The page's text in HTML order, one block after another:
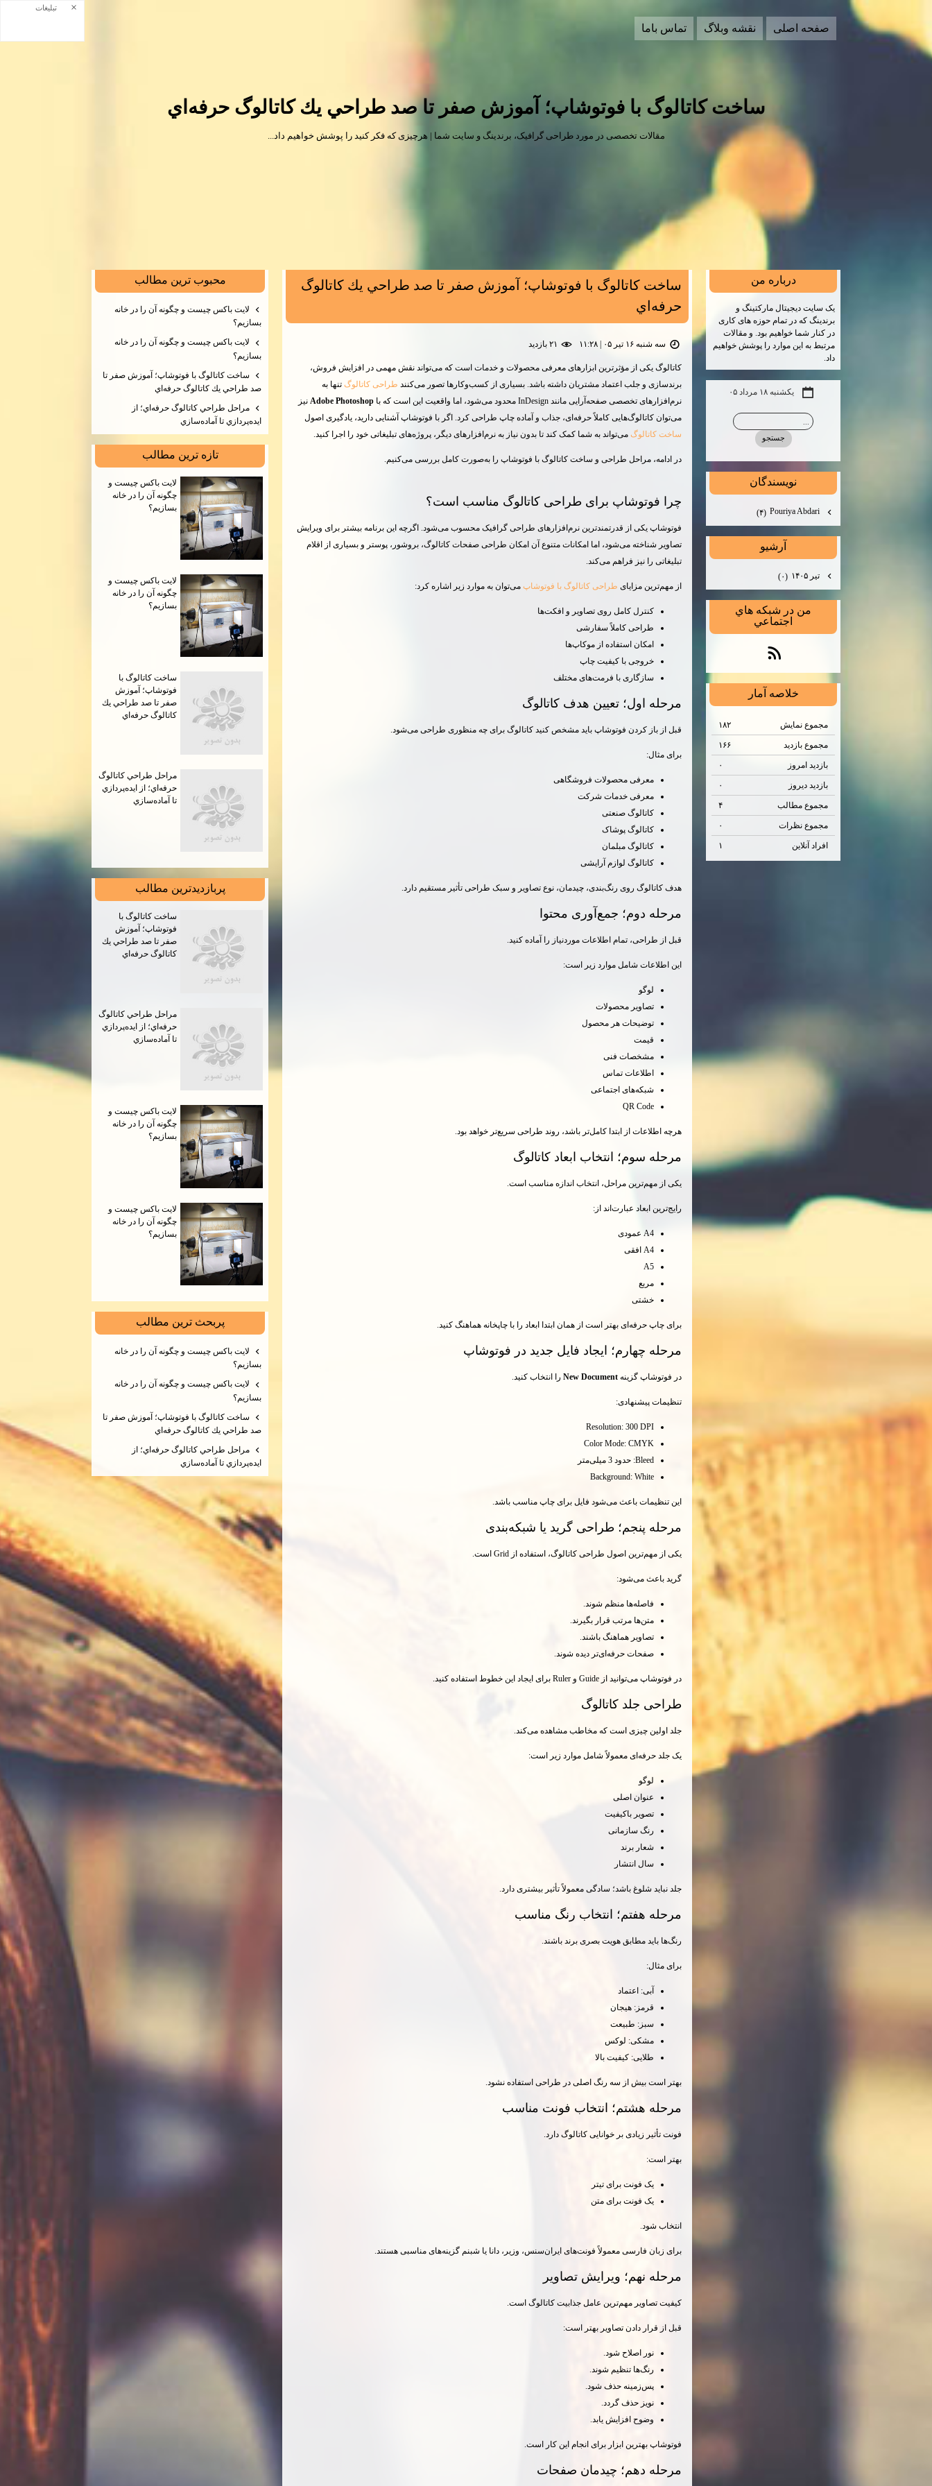
صفحه اصلی نقشه وبلاگ تماس باما
ساخت كاتالوگ با فوتوشاپ؛ آموزش صفر تا صد طراحي يك كاتالوگ حرفه‌اي
مقالات تخصصی در مورد طراحی گرافیک، برندینگ و سایت شما | هرچیزی که فکر کنید را پوشش خواهیم داد...
ساخت كاتالوگ با فوتوشاپ؛ آموزش صفر تا صد طراحي يك كاتالوگ
حرفه‌اي
سه شنبه ۱۶ تیر ۰۵ | ۱۱:۲۸
کاتالوگ یکی از مؤثرترین ابزارهای معرفی محصولات و خدمات است که می‌تواند نقش مهمی در افزایش فروش،
برندسازی و جلب اعتماد مشتریان داشته باشد. بسیاری از کسب‌وکارها تصور می‌کنند طراحی کاتالوگتنها به
نرم‌افزارهای تخصصی صفحه‌آرایی مانند InDesign محدود می‌شود، اما واقعیت این است که با
Adobe Photoshopنیز
می‌توان کاتالوگ‌هایی کاملاً حرفه‌ای، جذاب و آماده چاپ طراحی کرد. اگر با فوتوشاپ آشنایی دارید، یادگیری اصول
ساخت کاتالوگمی‌تواند به شما کمک کند تا بدون نیاز به نرم‌افزارهای دیگر، پروژه‌های تبلیغاتی خود را اجرا کنید.
در ادامه، مراحل طراحی و ساخت کاتالوگ با فوتوشاپ را به‌صورت کامل بررسی می‌کنیم.
چرا فوتوشاپ برای طراحی کاتالوگ مناسب است؟
فوتوشاپ یکی از قدرتمندترین نرم‌افزارهای طراحی گرافیک محسوب می‌شود. اگرچه این برنامه بیشتر برای ویرایش
تصاویر شناخته می‌شود، اما امکانات متنوع آن امکان طراحی صفحات کاتالوگ، بروشور، پوستر و بسیاری از اقلام
تبلیغاتی را نیز فراهم می‌کند.
از مهم‌ترین مزایای طراحی کاتالوگ با فوتوشاپمی‌توان به موارد زیر اشاره کرد:
کنترل کامل روی تصاویر و افکت‌ها
طراحی کاملاً سفارشی
امکان استفاده از موکاپ‌ها
خروجی با کیفیت چاپ
سازگاری با فرمت‌های مختلف
مرحله اول؛ تعیین هدف کاتالوگ
قبل از باز کردن فوتوشاپ باید مشخص کنید کاتالوگ برای چه منظوری طراحی می‌شود.
برای مثال:
معرفی محصولات فروشگاهی
معرفی خدمات شرکت
کاتالوگ صنعتی
کاتالوگ پوشاک
کاتالوگ مبلمان
کاتالوگ لوازم آرایشی
هدف کاتالوگ روی رنگ‌بندی، چیدمان، نوع تصاویر و سبک طراحی تأثیر مستقیم دارد.
مرحله دوم؛ جمع‌آوری محتوا
قبل از طراحی، تمام اطلاعات موردنیاز را آماده کنید.
این اطلاعات شامل موارد زیر است:
لوگو
تصاویر محصولات
توضیحات هر محصول
قیمت
مشخصات فنی
اطلاعات تماس
شبکه‌های اجتماعی
QR Code
هرچه اطلاعات از ابتدا کامل‌تر باشد، روند طراحی سریع‌تر خواهد بود.
مرحله سوم؛ انتخاب ابعاد کاتالوگ
یکی از مهم‌ترین مراحل، انتخاب اندازه مناسب است.
رایج‌ترین ابعاد عبارت‌اند از:
A4 عمودی
A4 افقی
A5
مربع
خشتی
برای چاپ حرفه‌ای بهتر است از همان ابتدا ابعاد را با چاپخانه هماهنگ کنید.
مرحله چهارم؛ ایجاد فایل جدید در فوتوشاپ
در فوتوشاپ گزینه New Documentرا انتخاب کنید.
تنظیمات پیشنهادی:
Resolution: 300 DPI
Color Mode: CMYK
Bleed: حدود 3 میلی‌متر
Background: White
این تنظیمات باعث می‌شود فایل برای چاپ مناسب باشد.
مرحله پنجم؛ طراحی گرید یا شبکه‌بندی
یکی از مهم‌ترین اصول طراحی کاتالوگ، استفاده از Grid است.
گرید باعث می‌شود:
فاصله‌ها منظم شوند.
متن‌ها مرتب قرار بگیرند.
تصاویر هماهنگ باشند.
صفحات حرفه‌ای‌تر دیده شوند.
در فوتوشاپ می‌توانید از Guide و Ruler برای ایجاد این خطوط استفاده کنید.
طراحی جلد کاتالوگ
جلد اولین چیزی است که مخاطب مشاهده می‌کند.
یک جلد حرفه‌ای معمولاً شامل موارد زیر است:
لوگو
عنوان اصلی
تصویر باکیفیت
رنگ سازمانی
شعار برند
سال انتشار
جلد نباید شلوغ باشد؛ سادگی معمولاً تأثیر بیشتری دارد.
مرحله هفتم؛ انتخاب رنگ مناسب
رنگ‌ها باید مطابق هویت بصری برند باشند.
برای مثال:
آبی: اعتماد
قرمز: هیجان
سبز: طبیعت
مشکی: لوکس
طلایی: کیفیت بالا
بهتر است بیش از سه رنگ اصلی در طراحی استفاده نشود.
مرحله هشتم؛ انتخاب فونت مناسب
فونت تأثیر زیادی بر خوانایی کاتالوگ دارد.
بهتر است:
یک فونت برای تیتر
یک فونت برای متن
انتخاب شود.
برای زبان فارسی معمولاً فونت‌های ایران‌سنس، وزیر، دانا یا شبنم گزینه‌های مناسبی هستند.
مرحله نهم؛ ویرایش تصاویر
کیفیت تصاویر مهم‌ترین عامل جذابیت کاتالوگ است.
قبل از قرار دادن تصاویر بهتر است:
نور اصلاح شود.
رنگ‌ها تنظیم شوند.
پس‌زمینه حذف شود.
نویز حذف گردد.
وضوح افزایش یابد.
فوتوشاپ بهترین ابزار برای انجام این کار است.
مرحله دهم؛ چیدمان صفحات
درباره من
یک سایت دیجیتال مارکتینگ و
برندینگ که در تمام حوزه های کاری
در کنار شما خواهیم بود. و مقالات
مرتبط به این موارد را پوشش خواهیم
داد.
یکشنبه ۱۸ مرداد ۰۵
نويسندگان
(۴)
آرشيو
تیر ۱۴۰۵ (۰)
من در شبكه هاي
اجتماعي
خلاصه آمار
مجموع نمایش‌ ۱۸۲
مجموع بازدید ۱۶۶
بازدید امروز ۰
بازدید دیروز ۰
مجموع مطالب ۴
مجموع نظرات ۰
افراد آنلاین ۱
محبوب ترين مطالب
لايت باكس چيست و چگونه آن را در خانه
بسازيم؟
لايت باكس چيست و چگونه آن را در خانه
بسازيم؟
ساخت كاتالوگ با فوتوشاپ؛ آموزش صفر تا
صد طراحي يك كاتالوگ حرفه‌اي
مراحل طراحي كاتالوگ حرفه‌اي؛ از
ايده‌پردازي تا آماده‌سازي
تازه ترين مطالب
لايت باكس چيست و
چگونه آن را در خانه
بسازيم؟
لايت باكس چيست و
چگونه آن را در خانه
بسازيم؟
ساخت كاتالوگ با
فوتوشاپ؛ آموزش
صفر تا صد طراحي يك
كاتالوگ حرفه‌اي
مراحل طراحي كاتالوگ
حرفه‌اي؛ از ايده‌پردازي
تا آماده‌سازي
پربازديدترين مطالب
ساخت كاتالوگ با
فوتوشاپ؛ آموزش
صفر تا صد طراحي يك
كاتالوگ حرفه‌اي
مراحل طراحي كاتالوگ
حرفه‌اي؛ از ايده‌پردازي
تا آماده‌سازي
لايت باكس چيست و
چگونه آن را در خانه
بسازيم؟
لايت باكس چيست و
چگونه آن را در خانه
بسازيم؟
پربحث ترين مطالب
لايت باكس چيست و چگونه آن را در خانه
بسازيم؟
لايت باكس چيست و چگونه آن را در خانه
بسازيم؟
ساخت كاتالوگ با فوتوشاپ؛ آموزش صفر تا
صد طراحي يك كاتالوگ حرفه‌اي
مراحل طراحي كاتالوگ حرفه‌اي؛ از
ايده‌پردازي تا آماده‌سازي
تبلیغات ×